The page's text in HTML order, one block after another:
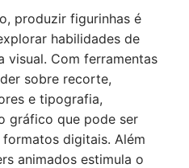
produzir figurinhas é
habilidades de
visual. Com ferramentas
sobre recorte,
e tipografia,
gráfico que pode ser
digitais. Além
animados estimula o